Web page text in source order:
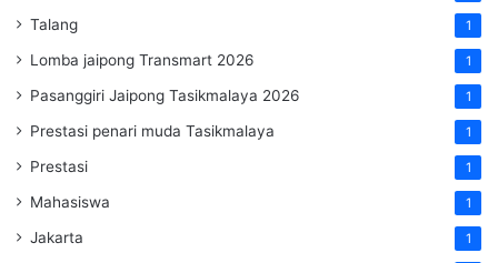
Talang 1
Lomba jaipong Transmart 2026 1
Pasanggiri Jaipong Tasikmalaya 2026 1
Prestasi penari muda Tasikmalaya 1
Prestasi 1
Mahasiswa 1
Jakarta 1